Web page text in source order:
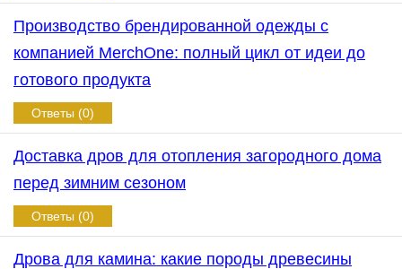
Производство брендированной одежды с
компанией MerchOne: полный цикл от идеи до
готового продукта
Ответы (0)
Доставка дров для отопления загородного дома
перед зимним сезоном
Ответы (0)
Дрова для камина: какие породы древесины